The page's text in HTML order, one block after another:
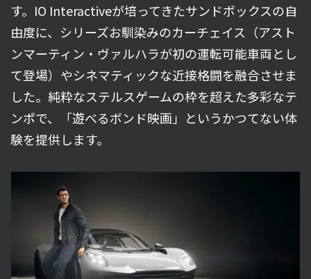
す。IO Interactiveが培ってきたサンドボックスの自
由度に、シリーズお馴染みのカーチェイス（アスト
ンマーティン・ヴァルハラが初の運転可能車両とし
て登場）やシネマティックな近接格闘を融合させま
した。純粋なステルスゲームの枠を超えた多彩なテ
ンポで、「遊べるボンド映画」というかつてない体
験を提供します。